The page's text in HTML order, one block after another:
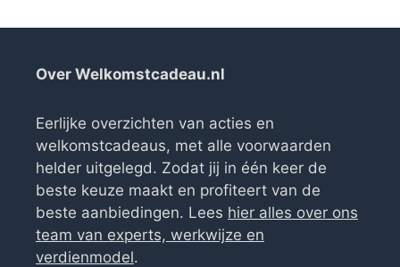
Over Welkomstcadeau.nl
Eerlijke overzichten van acties en
welkomstcadeaus, met alle voorwaarden
helder uitgelegd. Zodat jij in één keer de
beste keuze maakt en profiteert van de
beste aanbiedingen. Lees hier alles over ons
team van experts, werkwijze en
verdienmodel.